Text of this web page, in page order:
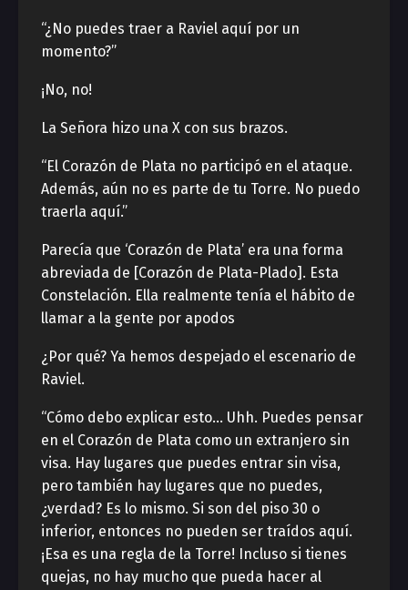
“¿No puedes traer a Raviel aquí por un
momento?”
¡No, no!
La Señora hizo una X con sus brazos.
“El Corazón de Plata no participó en el ataque.
Además, aún no es parte de tu Torre. No puedo
traerla aquí.”
Parecía que ‘Corazón de Plata’ era una forma
abreviada de [Corazón de Plata-Plado]. Esta
Constelación. Ella realmente tenía el hábito de
llamar a la gente por apodos
¿Por qué? Ya hemos despejado el escenario de
Raviel.
“Cómo debo explicar esto… Uhh. Puedes pensar
en el Corazón de Plata como un extranjero sin
visa. Hay lugares que puedes entrar sin visa,
pero también hay lugares que no puedes,
¿verdad? Es lo mismo. Si son del piso 30 o
inferior, entonces no pueden ser traídos aquí.
¡Esa es una regla de la Torre! Incluso si tienes
quejas, no hay mucho que pueda hacer al